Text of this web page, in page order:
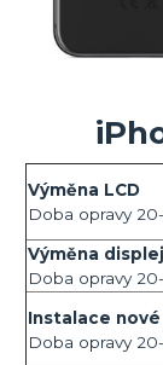
Výměna LCD
Doba opravy
Výměna
Doba opravy
Instalace
Doba opravy